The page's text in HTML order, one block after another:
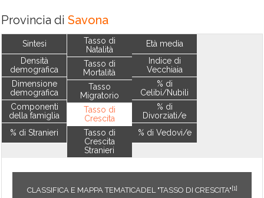
Provincia di Savona
Sintesi
Densità
demografica
Dimensione
demografica
Componenti
della famiglia
% di Stranieri
Tasso di
Natalità
Tasso di
Mortalità
Tasso
Migratorio
Tasso di
Crescita
Tasso di
Crescita
Stranieri
Età media
Indice di
Vecchiaia
% di
Celibi/Nubili
% di
Divorziati/e
% di Vedovi/e
CLASSIFICA E MAPPA TEMATICADEL "TASSO DI CRESCITA"[1]